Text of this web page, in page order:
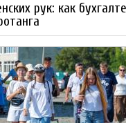
рук: как